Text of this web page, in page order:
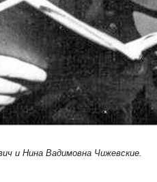
и Нина Вадимовна Чижевские.